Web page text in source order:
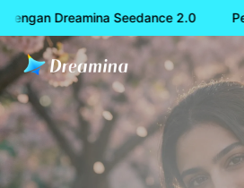
Dreamina Seedance 2.0
Beranda